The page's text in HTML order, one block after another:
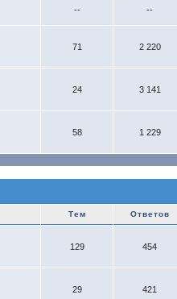
-- --
71 2 220
24 3 141
58 1 229
Тем Ответов
129 454
29 421